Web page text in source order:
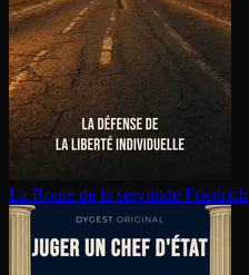
La Route de la servitude